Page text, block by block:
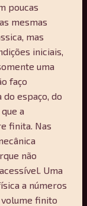
poucas
mesmas
mas
iniciais,
uma
faço
espaço, do
a
finita. Nas
não
Uma
a números
finito